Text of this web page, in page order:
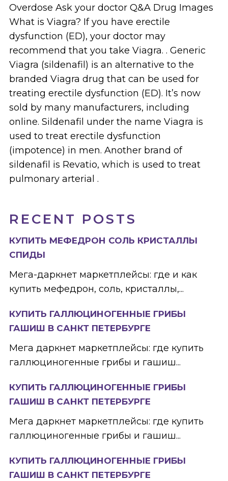
RECENT POSTS
КУПИТЬ МЕФЕДРОН СОЛЬ КРИСТАЛЛЫ
СПИДЫ
Мега-даркнет маркетплейсы: где и как
купить мефедрон, соль, кристаллы,...
КУПИТЬ ГАЛЛЮЦИНОГЕННЫЕ ГРИБЫ
ГАШИШ В САНКТ ПЕТЕРБУРГЕ
Мега даркнет маркетплейсы: где купить
галлюциногенные грибы и гашиш...
КУПИТЬ ГАЛЛЮЦИНОГЕННЫЕ ГРИБЫ
ГАШИШ В САНКТ ПЕТЕРБУРГЕ
Мега даркнет маркетплейсы: где купить
галлюциногенные грибы и гашиш...
КУПИТЬ ГАЛЛЮЦИНОГЕННЫЕ ГРИБЫ
ГАШИШ В САНКТ ПЕТЕРБУРГЕ
Overdose Ask your doctor Q&A Drug Images
What is Viagra? If you have erectile
dysfunction (ED), your doctor may
recommend that you take Viagra. . Generic
Viagra (sildenafil) is an alternative to the
branded Viagra drug that can be used for
treating erectile dysfunction (ED). It’s now
sold by many manufacturers, including
online. Sildenafil under the name Viagra is
used to treat erectile dysfunction
(impotence) in men. Another brand of
sildenafil is Revatio, which is used to treat
pulmonary arterial .